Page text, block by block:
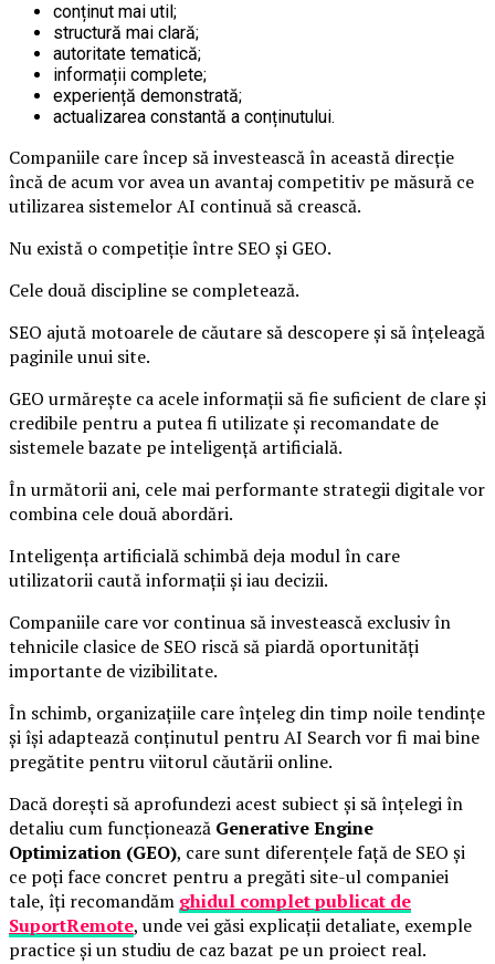
conținut mai util;
structură mai clară;
autoritate tematică;
informații complete;
experiență demonstrată;
actualizarea constantă a conținutului.
Companiile care încep să investească în această direcție
încă de acum vor avea un avantaj competitiv pe măsură ce
utilizarea sistemelor AI continuă să crească.
Nu există o competiție între SEO și GEO.
Cele două discipline se completează.
SEO ajută motoarele de căutare să descopere și să înțeleagă
paginile unui site.
GEO urmărește ca acele informații să fie suficient de clare și
credibile pentru a putea fi utilizate și recomandate de
sistemele bazate pe inteligență artificială.
În următorii ani, cele mai performante strategii digitale vor
combina cele două abordări.
Inteligența artificială schimbă deja modul în care
utilizatorii caută informații și iau decizii.
Companiile care vor continua să investească exclusiv în
tehnicile clasice de SEO riscă să piardă oportunități
importante de vizibilitate.
În schimb, organizațiile care înțeleg din timp noile tendințe
și își adaptează conținutul pentru AI Search vor fi mai bine
pregătite pentru viitorul căutării online.
Dacă dorești să aprofundezi acest subiect și să înțelegi în
detaliu cum funcționează Generative Engine
Optimization (GEO), care sunt diferențele față de SEO și
ce poți face concret pentru a pregăti site-ul companiei
tale, îți recomandăm ghidul complet publicat de
SuportRemote, unde vei găsi explicații detaliate, exemple
practice și un studiu de caz bazat pe un proiect real.